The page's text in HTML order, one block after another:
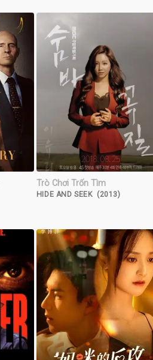
Trò Chơi Trốn Tìm
HIDE AND SEEK (2013)